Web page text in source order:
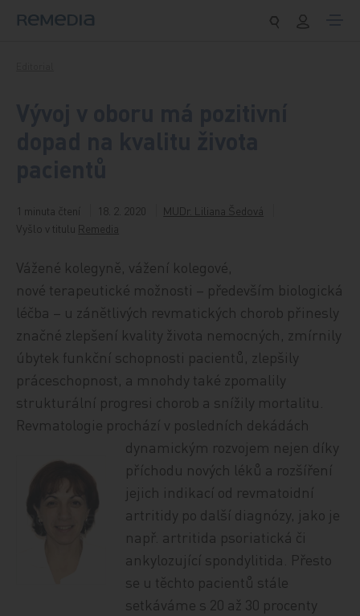
1 minuta čtení 18. 2. 2020
MUDr. Liliana Šedová
Vyšlo v titulu Remedia
Vážené kolegyně, vážení kolegové,
nové terapeutické možnosti – především biologická
léčba – u zánětlivých revmatických chorob přinesly
značné zlepšení kvality života nemocných, zmírnily
úbytek funkční schopnosti pacientů, zlepšily
práceschopnost, a mnohdy také zpomalily
strukturální progresi chorob a snížily mortalitu.
Revmatologie prochází v posledních dekádách
dynamickým rozvojem nejen díky
příchodu nových léků a rozšíření
jejich indikací od revmatoidní
artritidy po další diagnózy, jako je
např. artritida psoriatická či
ankylozující spondylitida. Přesto
se u těchto pacientů stále
setkáváme s 20 až 30 procenty